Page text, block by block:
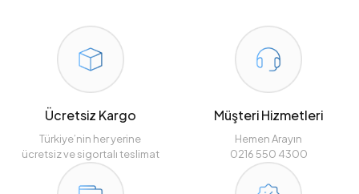
Ücretsiz Kargo
Türkiye’nin her yerine
ücretsiz ve sigortalı teslimat
Müşteri Hizmetleri
Hemen Arayın
0216 550 4300